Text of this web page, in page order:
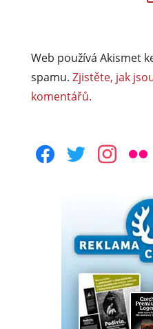
Web používá Akismet
spamu. Zjistěte, jak
komentářů.
facebooktwitterinstagram
flickr